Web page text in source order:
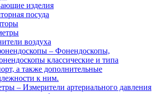
изделия
посуда
воздуха
– Фонендоскопы,
классические и типа
а также дополнительные
к ним.
– Измерители артериального давления